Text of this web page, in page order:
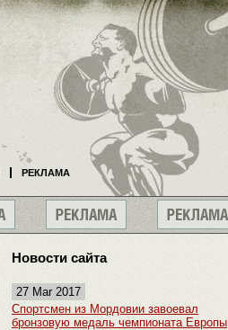
Новости сайта
27 Mar 2017
Спортсмен из Мордовии завоевал
бронзовую медаль чемпионата Европы
РЕКЛАМА